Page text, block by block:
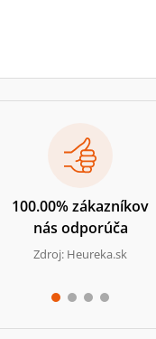
100.00% zákazníkov
nás odporúča
Zdroj: Heureka.sk